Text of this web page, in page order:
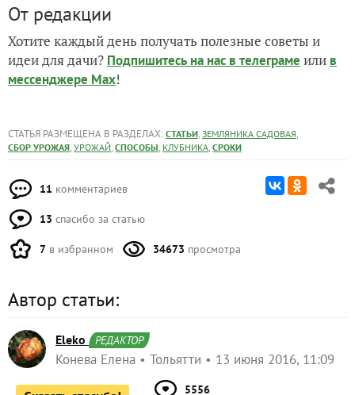
От редакции
Хотите каждый день получать полезные советы и
идеи для дачи? Подпишитесь на нас в телеграме или в
мессенджере Max!
СТАТЬЯ РАЗМЕЩЕНА В РАЗДЕЛАХ: СТАТЬИ, ЗЕМЛЯНИКА САДОВАЯ,
СБОР УРОЖАЯ, УРОЖАЙ, СПОСОБЫ, КЛУБНИКА, СРОКИ
11 комментариев
13 спасибо за статью
7 в избранном 34673 просмотра
Автор статьи:
Eleko РЕДАКТОР
Конева Елена Тольятти 13 июня 2016, 11:09
5556